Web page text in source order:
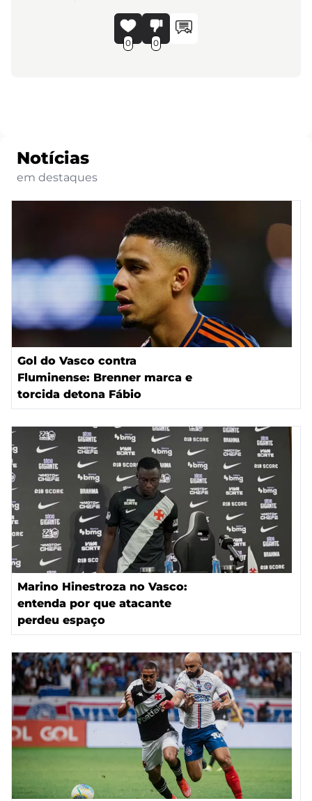
0 0
Notícias
em destaques
Gol do Vasco contra
Fluminense: Brenner marca e
torcida detona Fábio
Marino Hinestroza no Vasco:
entenda por que atacante
perdeu espaço